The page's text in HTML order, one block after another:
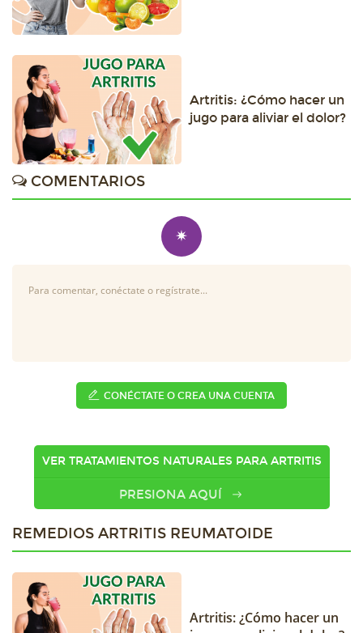
Artritis: ¿Cómo hacer un
jugo para aliviar el dolor?
COMENTARIOS
✷
CONÉCTATE O CREA UNA CUENTA
VER TRATAMIENTOS NATURALES PARA ARTRITIS
PRESIONA AQUÍ
REMEDIOS ARTRITIS REUMATOIDE
Artritis: ¿Cómo hacer un